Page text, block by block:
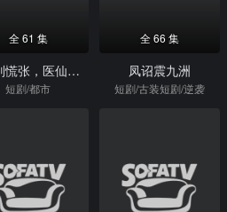
全 61 集
裴总别慌张，医仙娇妻来救场
短剧/都市
全 66 集
凤诏震九洲
短剧/古装短剧/逆袭